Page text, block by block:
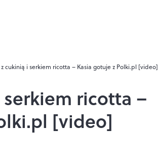
z cukinią i serkiem ricotta – Kasia gotuje z Polki.pl [video]
ricotta –
[video]